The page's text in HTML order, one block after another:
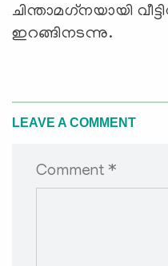
ചിന്താമഗ്‌നയായി
ഇറങ്ങിനടന്നു.
LEAVE A COMMENT
Comment *